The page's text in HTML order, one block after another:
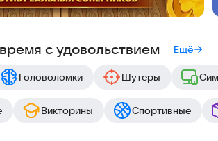
с удовольствием Ещё
Головоломки Шутеры
Викторины Спортивные